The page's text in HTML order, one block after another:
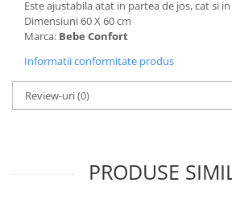
Mobilier Birou
Sac de dormit copii
Sac de dormit 60 cm
Sac de dormit 80 cm
Sac de dormit 120 cm
Este ajustabila atat in partea de jos, cat si
Dimensiuni 60 X 60 cm
Marca: Bebe Confort
Informatii conformitate produs
Review-uri(0)
PRODUSE